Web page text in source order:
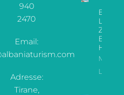
940
2470
Email:
Adresse:
Tirane,
Ein
Zu
Besten
Hotels
Mehr
Lesen